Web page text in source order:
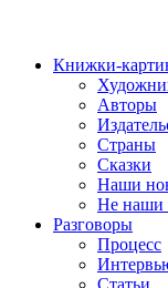
Книжки-
Авторы
Страны
Сказки
Наши
Не наши
Разговоры
Процесс